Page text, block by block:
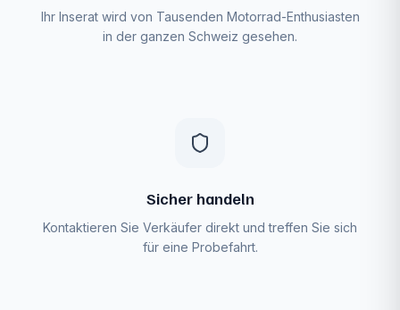
Ihr Inserat wird von Tausenden Motorrad-Enthusiasten
in der ganzen Schweiz gesehen.
Sicher handeln
Kontaktieren Sie Verkäufer direkt und treffen Sie sich
für eine Probefahrt.